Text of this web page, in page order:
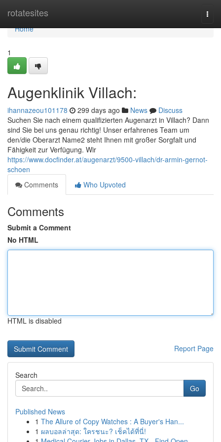
rotatesites
Home
Home
1
Augenklinik Villach:
ihannazeou101178 299 days ago News
Discuss
Suchen Sie nach einem qualifizierten Augenarzt in Villach? Dann
sind Sie bei uns genau richtig! Unser erfahrenes Team um
den/die Oberarzt Name2 steht Ihnen mit großer Sorgfalt und
Fähigkeit zur Verfügung. Wir
https://www.docfinder.at/augenarzt/9500-villach/dr-armin-gernot-
schoen
Comments
Who Upvoted
Comments
Submit a Comment
No HTML
HTML is disabled
Report Page
Search
Go
Published News
1 The Allure of Copy Watches : A Buyer's Han...
1 ผลบอลล่าสุด: ใครชนะ? เช็คได้ที่นี่!